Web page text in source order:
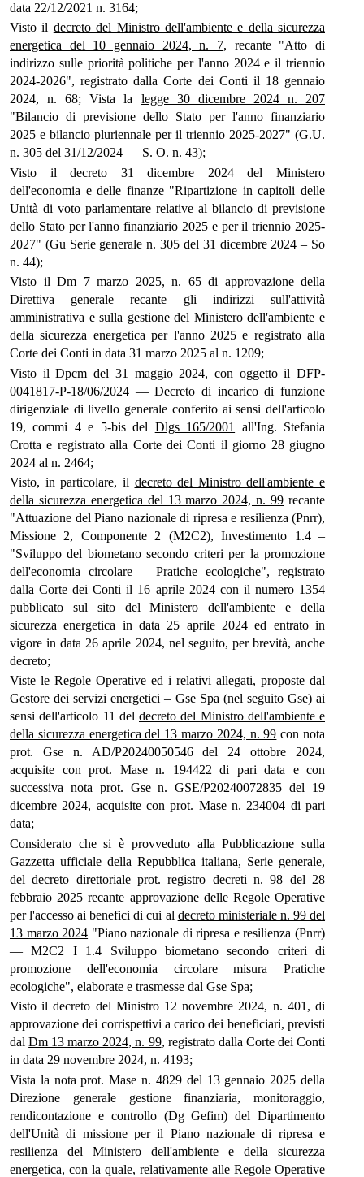
data 22/12/2021 n. 3164;
Visto il decreto del Ministro dell'ambiente e della sicurezza
energetica del 10 gennaio 2024, n. 7, recante "Atto di
indirizzo sulle priorità politiche per l'anno 2024 e il triennio
2024-2026", registrato dalla Corte dei Conti il 18 gennaio
2024, n. 68; Vista la legge 30 dicembre 2024 n. 207
"Bilancio di previsione dello Stato per l'anno finanziario
2025 e bilancio pluriennale per il triennio 2025-2027" (G.U.
n. 305 del 31/12/2024 — S. O. n. 43);
Visto il decreto 31 dicembre 2024 del Ministero
dell'economia e delle finanze "Ripartizione in capitoli delle
Unità di voto parlamentare relative al bilancio di previsione
dello Stato per l'anno finanziario 2025 e per il triennio 2025-
2027" (Gu Serie generale n. 305 del 31 dicembre 2024 – So
n. 44);
Visto il Dm 7 marzo 2025, n. 65 di approvazione della
Direttiva generale recante gli indirizzi sull'attività
amministrativa e sulla gestione del Ministero dell'ambiente e
della sicurezza energetica per l'anno 2025 e registrato alla
Corte dei Conti in data 31 marzo 2025 al n. 1209;
Visto il Dpcm del 31 maggio 2024, con oggetto il DFP-
0041817-P-18/06/2024 — Decreto di incarico di funzione
dirigenziale di livello generale conferito ai sensi dell'articolo
19, commi 4 e 5-bis del Dlgs 165/2001
all'Ing. Stefania
Crotta e registrato alla Corte dei Conti il giorno 28 giugno
2024 al n. 2464;
Visto, in particolare, il decreto del Ministro dell'ambiente e
della sicurezza energetica del 13 marzo 2024, n. 99 recante
"Attuazione del Piano nazionale di ripresa e resilienza (Pnrr),
Missione 2, Componente 2 (M2C2), Investimento 1.4 –
"Sviluppo del biometano secondo criteri per la promozione
dell'economia circolare – Pratiche ecologiche", registrato
dalla Corte dei Conti il 16 aprile 2024 con il numero 1354
pubblicato sul sito del Ministero dell'ambiente e della
sicurezza energetica in data 25 aprile 2024 ed entrato in
vigore in data 26 aprile 2024, nel seguito, per brevità, anche
decreto;
Viste le Regole Operative ed i relativi allegati, proposte dal
Gestore dei servizi energetici – Gse Spa (nel seguito Gse) ai
sensi dell'articolo 11 del decreto del Ministro dell'ambiente e
della sicurezza energetica del 13 marzo 2024, n. 99 con nota
prot. Gse n. AD/P20240050546 del 24 ottobre 2024,
acquisite con prot. Mase n. 194422 di pari data e con
successiva nota prot. Gse n. GSE/P20240072835 del 19
dicembre 2024, acquisite con prot. Mase n. 234004 di pari
data;
Considerato che si è provveduto alla Pubblicazione sulla
Gazzetta ufficiale della Repubblica italiana, Serie generale,
del decreto direttoriale prot. registro decreti n. 98 del 28
febbraio 2025 recante approvazione delle Regole Operative
per l'accesso ai benefici di cui al decreto ministeriale n. 99 del
13 marzo 2024 "Piano nazionale di ripresa e resilienza (Pnrr)
— M2C2 I 1.4 Sviluppo biometano secondo criteri di
promozione dell'economia circolare misura Pratiche
ecologiche", elaborate e trasmesse dal Gse Spa;
Visto il decreto del Ministro 12 novembre 2024, n. 401, di
approvazione dei corrispettivi a carico dei beneficiari, previsti
dalDm 13 marzo 2024, n. 99, registrato dalla Corte dei Conti
in data 29 novembre 2024, n. 4193;
Vista la nota prot. Mase n. 4829 del 13 gennaio 2025 della
Direzione generale gestione finanziaria, monitoraggio,
rendicontazione e controllo (Dg Gefim) del Dipartimento
dell'Unità di missione per il Piano nazionale di ripresa e
resilienza del Ministero dell'ambiente e della sicurezza
energetica, con la quale, relativamente alle Regole Operative